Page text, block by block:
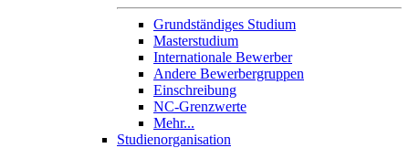
Grundständiges Studium
Masterstudium
Internationale Bewerber
Andere Bewerbergruppen
Einschreibung
NC-Grenzwerte
Mehr...
Studienorganisation